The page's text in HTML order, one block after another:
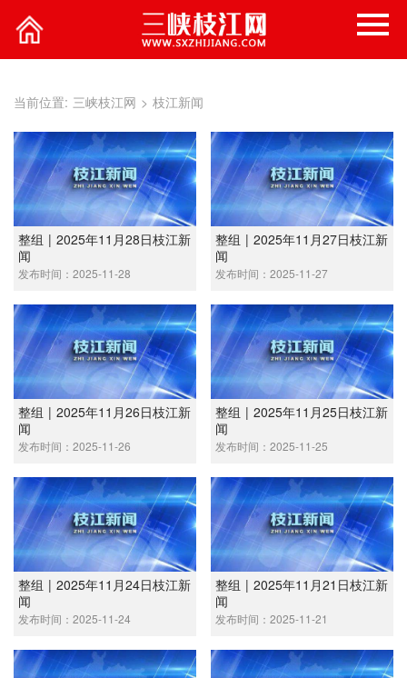
当前位置: 三峡枝江网 > 枝江新闻
整组 | 2025年11月28日枝江新
闻
发布时间：2025-11-28
整组 | 2025年11月27日枝江新
闻
发布时间：2025-11-27
整组 | 2025年11月26日枝江新
闻
发布时间：2025-11-26
整组 | 2025年11月25日枝江新
闻
发布时间：2025-11-25
整组 | 2025年11月24日枝江新
闻
发布时间：2025-11-24
整组 | 2025年11月21日枝江新
闻
发布时间：2025-11-21